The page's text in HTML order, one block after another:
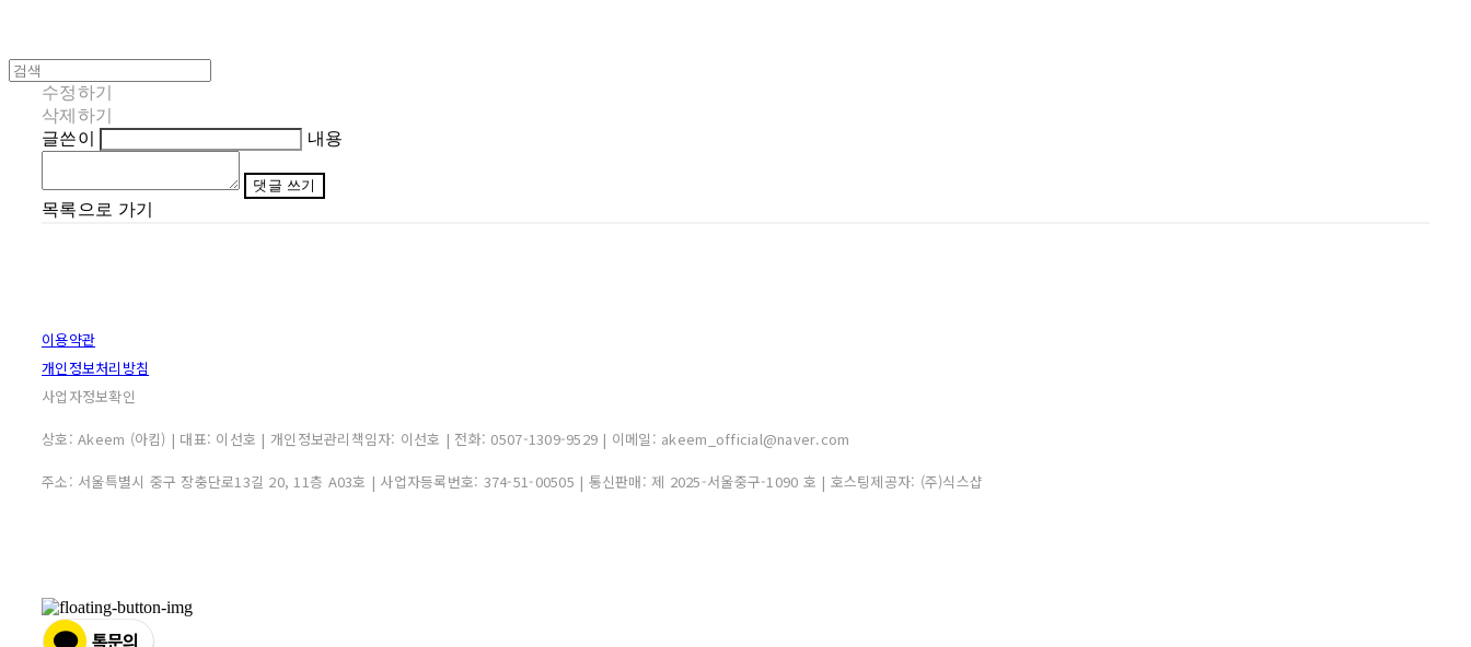
수정하기
삭제하기
글쓴이
내용
댓글 쓰기
목록으로 가기
이용약관
개인정보처리방침
사업자정보확인
상호: Akeem (아킴) | 대표: 이선호 | 개인정보관리책임자: 이선호 | 전화: 0507-1309-9529 | 이메일: akeem_official@naver.com
주소: 서울특별시 중구 장충단로13길 20, 11층 A03호 | 사업자등록번호: 374-51-00505 | 통신판매: 제 2025-서울중구-1090 호 | 호스팅제공자: (주)식스샵